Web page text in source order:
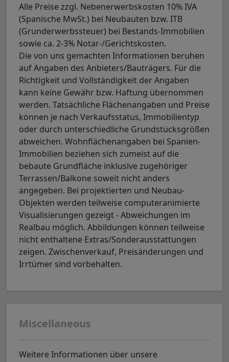
Alle Preise zzgl. Nebenerwerbskosten 10% IVA
(Spanische MwSt.) bei Neubauten bzw. ITB
(Grunderwerbssteuer) bei Bestands-Immobilien
sowie ca. 2-3% Notar-/Gerichtskosten.
Die von uns gemachten Informationen beruhen
auf Angaben des Anbieters/Bauträgers. Für die
Richtigkeit und Vollständigkeit der Angaben
kann keine Gewähr bzw. Haftung übernommen
werden. Tatsächliche Flächenangaben und Preise
können je nach Verkaufsstatus, Immobilientyp
oder durch unterschiedliche Grundstücksgrößen
abweichen. Wohnflächenangaben bei Spanien-
Immobilien beziehen sich zumeist auf die
bebaute Grundfläche inklusive zugehöriger
Terrassen/Balkone soweit nicht anders
angegeben. Bei projektierten und Neubau-
Objekten werden teilweise computeranimierte
Visualisierungen gezeigt - Abweichungen im
Realbau möglich. Abbildungen können teilweise
nicht enthaltene Extras/Sonderausstattungen
zeigen. Zwischenverkauf, Preisänderungen und
Irrtümer sind vorbehalten.
Miscellaneous
Weitere Informationen über unsere